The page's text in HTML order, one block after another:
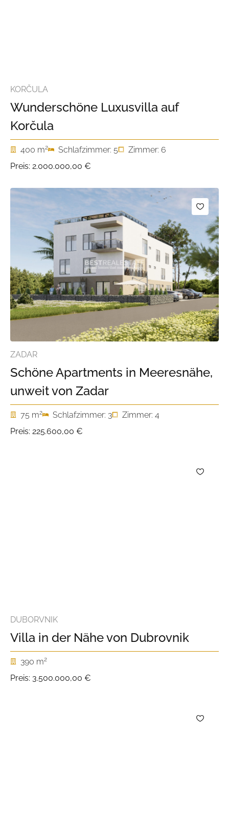
KORČULA
Wunderschöne Luxusvilla auf
Korčula
400 m2 Schlafzimmer: 5
Zimmer: 6
Preis: 2.000.000,00 €
ZADAR
Schöne Apartments in Meeresnähe,
unweit von Zadar
75 m2 Schlafzimmer: 3
Zimmer: 4
Preis: 225.600,00 €
DUBORVNIK
Villa in der Nähe von Dubrovnik
390 m2
Preis: 3.500.000,00 €